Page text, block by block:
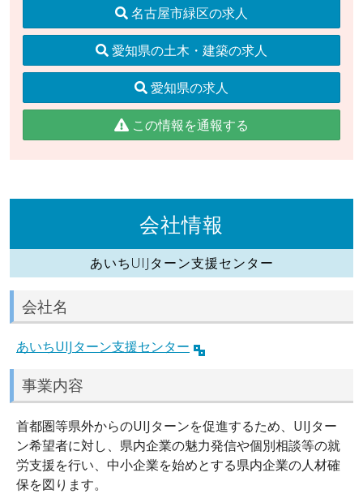
名古屋市緑区の求人
愛知県の土木・建築の求人
愛知県の求人
この情報を通報する
会社情報
あいちUIJターン支援センター
会社名
あいちUIJターン支援センター
事業内容
首都圏等県外からのUIJターンを促進するため、UIJター
ン希望者に対し、県内企業の魅力発信や個別相談等の就
労支援を行い、中小企業を始めとする県内企業の人材確
保を図ります。